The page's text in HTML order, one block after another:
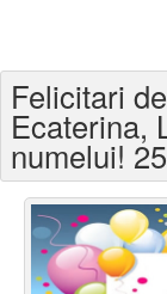
Felicitari varsta
Felicitari zilele
Felicitari zile
Felicitari muzicale
Felicitari
Ecaterina,
numelui!